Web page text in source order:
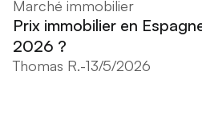
Marché immobilier
Prix immobilier en
2026 ?
Thomas R.-13/5/2026